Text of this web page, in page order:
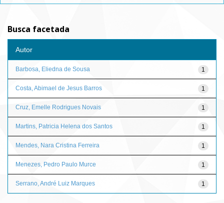
Busca facetada
Autor
1
Barbosa, Eliedna de Sousa
1
Costa, Abimael de Jesus Barros
1
Cruz, Emelle Rodrigues Novais
1
Martins, Patricia Helena dos Santos
1
Mendes, Nara Cristina Ferreira
1
Menezes, Pedro Paulo Murce
1
Serrano, André Luiz Marques